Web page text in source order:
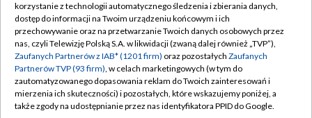
TVP
Abonament TVP
Emisja w TVP
Centrum informacji TVP
Naziemna Telewizja Cyfrowa
Regulamin TVP
Polityka prywatności
Moje zgody
Pomoc
korzystanie z technologii automatycznego śledzenia i zbierania danych,
dostęp do informacji na Twoim urządzeniu końcowym i ich
przechowywanie oraz na przetwarzanie Twoich danych osobowych przez
nas, czyli Telewizję Polską S.A. w likwidacji (zwaną dalej również „TVP”),
Zaufanych Partnerów z IAB* (1201 firm) oraz pozostałych Zaufanych
Partnerów TVP (93 firm), w celach marketingowych (w tym do
zautomatyzowanego dopasowania reklam do Twoich zainteresowań i
mierzenia ich skuteczności) i pozostałych, które wskazujemy poniżej, a
także zgody na udostępnianie przez nas identyfikatora PPID do Google.